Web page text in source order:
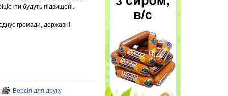
будуть підвищені.
громади, державні
Версія для друку